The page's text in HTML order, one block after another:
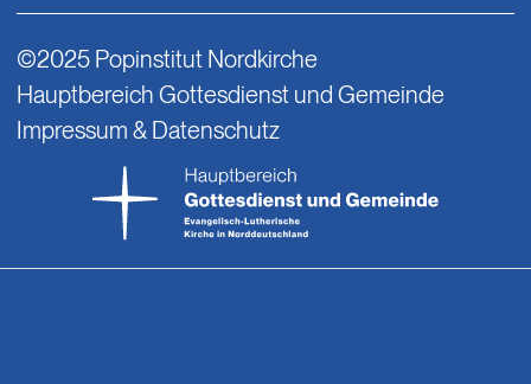
©2025 Popinstitut Nordkirche
Hauptbereich Gottesdienst und Gemeinde
Impressum & Datenschutz